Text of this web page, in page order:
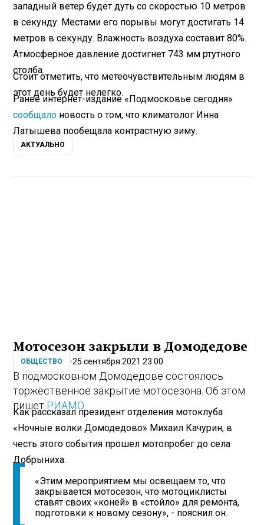
западный ветер будет дуть со скоростью 10 метров
в секунду. Местами его порывы могут достигать 14
метров в секунду. Влажность воздуха составит 80%.
Атмосферное давление достигнет 743 мм ртутного
столба.
Стоит отметить, что метеочувствительным людям в
этот день будет нелегко.
Ранее интернет-издание «Подмосковье сегодня»
сообщало новость о том, что климатолог Инна
Латышева пообещала контрастную зиму.
АКТУАЛЬНО
Мотосезон закрыли в Домодедове
ОБЩЕСТВО 25 сентября 2021 23:00
В подмосковном Домодедове состоялось
торжественное закрытие мотосезона. Об этом
пишет РИАМО
Как рассказал президент отделения мотоклуба
«Ночные волки Домодедово» Михаил Качурин, в
честь этого события прошел мотопробег до села
Добрыниха.
«Этим мероприятием мы освещаем то, что
закрывается мотосезон, что мотоциклисты
ставят своих «коней» в «стойло» для ремонта,
подготовки к новому сезону», - пояснил он.